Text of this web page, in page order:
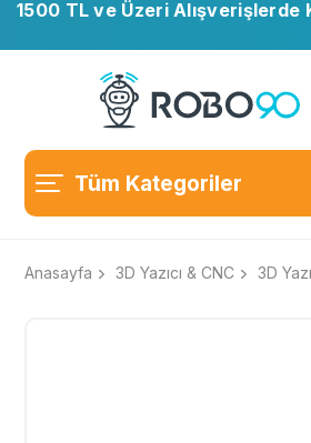
1500 TL ve Üzeri Alışverişlerde
Tüm Kategoriler
Anasayfa 3D Yazıcı & CNC 3D